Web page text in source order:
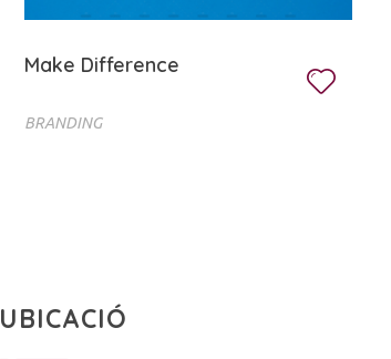
Make Difference
BRANDING
UBICACIÓ